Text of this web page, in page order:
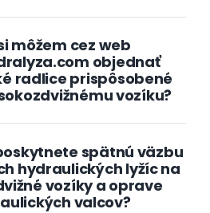
môžem cez web
objednať
radlice prispôsobené
vozíku?
spätnú väzbu
hydraulických lyžíc na
vozíky a oprave
valcov?